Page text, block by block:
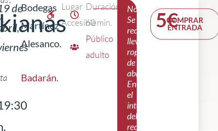
deBodegas
Martínez
Alesanco.
Badarán.
Lugar
Accesible
Duración:
60 min.
Público
adulto
Nota:
Se
recomienda
llevar
ropa
de
abrigo.
En
el
interior
del
recinto
5€COMPRAR
ENTRADA